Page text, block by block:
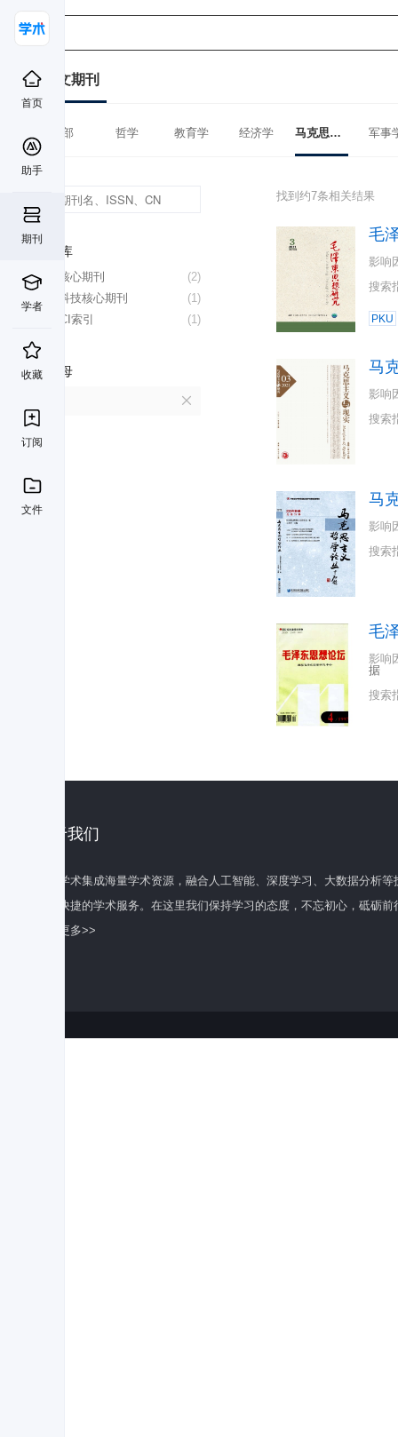
首页
助手
期刊
学者
收藏
订阅
文件
中文期刊
全部 哲学 教育学 经济学 马克思主义理论 军事
数据库
(2)
北大核心期刊
(1)
中国科技核心期刊
(1)
CSSCI索引
首字母
找到约7条相关结果
毛
影响
搜索
PKU
马
影响
搜索
马
影响
搜索
毛
影响
据
搜索
关于我们
百度学术集成海量学术资源，融合人工智能、深度学习、大数据分析
全面快捷的学术服务。在这里我们保持学习的态度，不忘初心，砥砺前
了解更多>>